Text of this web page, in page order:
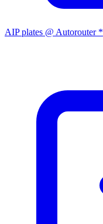
AIP plates @ Autorouter *